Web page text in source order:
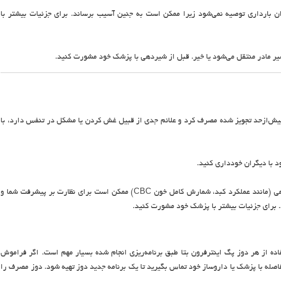
بارداری توصیه نمی‌شود زیرا ممکن است به جنین آسیب برساند. برای جزئیات بیشتر با
مادر منتقل می‌شود یا خیر. قبل از شیردهی با پزشک خود مشورت کنید.
بیش‌ازحد تجویز شده مصرف کرد و علائم جدی از قبیل غش کردن یا مشکل در تنفس دارد، با
با دیگران خودداری کنید.
آزمایش‌های پزشکی و آزمایشگاهی (مانند عملکرد کبد، شمارش کامل خون CBC) ممکن است برای نظارت بر پیشرفت شما و
برای جزئیات بیشتر با پزشک خود مشورت کنید.
از هر دوز پگ اینترفرون بتا طبق برنامه‌ریزی انجام شده بسیار مهم است. اگر فراموش
با پزشک یا داروساز خود تماس بگیرید تا یک برنامه جدید دوز تهیه شود. دوز مصرف را